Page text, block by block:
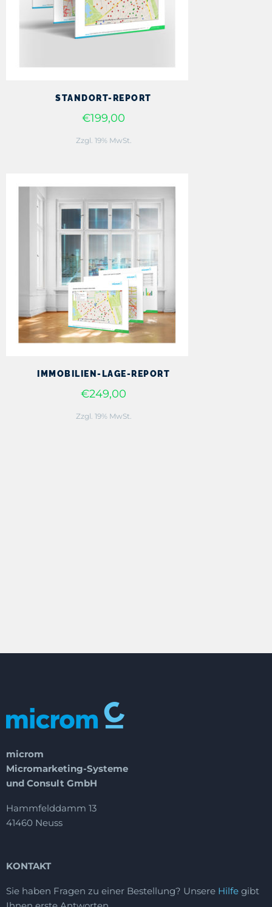
STANDORT-REPORT
€199,00
Zzgl. 19% MwSt.
IMMOBILIEN-LAGE-REPORT
€249,00
Zzgl. 19% MwSt.
microm
Micromarketing-Systeme
und Consult GmbH
Hammfelddamm 13
41460 Neuss
KONTAKT
Sie haben Fragen zu einer Bestellung? Unsere Hilfe gibt